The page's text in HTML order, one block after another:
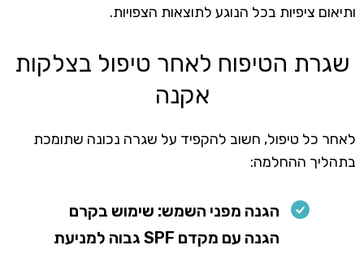
ותיאום ציפיות בכל הנוגע לתוצאות הצפויות.
שגרת הטיפוח לאחר טיפול בצלקות
אקנה
לאחר כל טיפול, חשוב להקפיד על שגרה נכונה שתומכת
בתהליך ההחלמה:
הגנה מפני השמש: שימוש בקרם
הגנה עם מקדם SPF גבוה למניעת